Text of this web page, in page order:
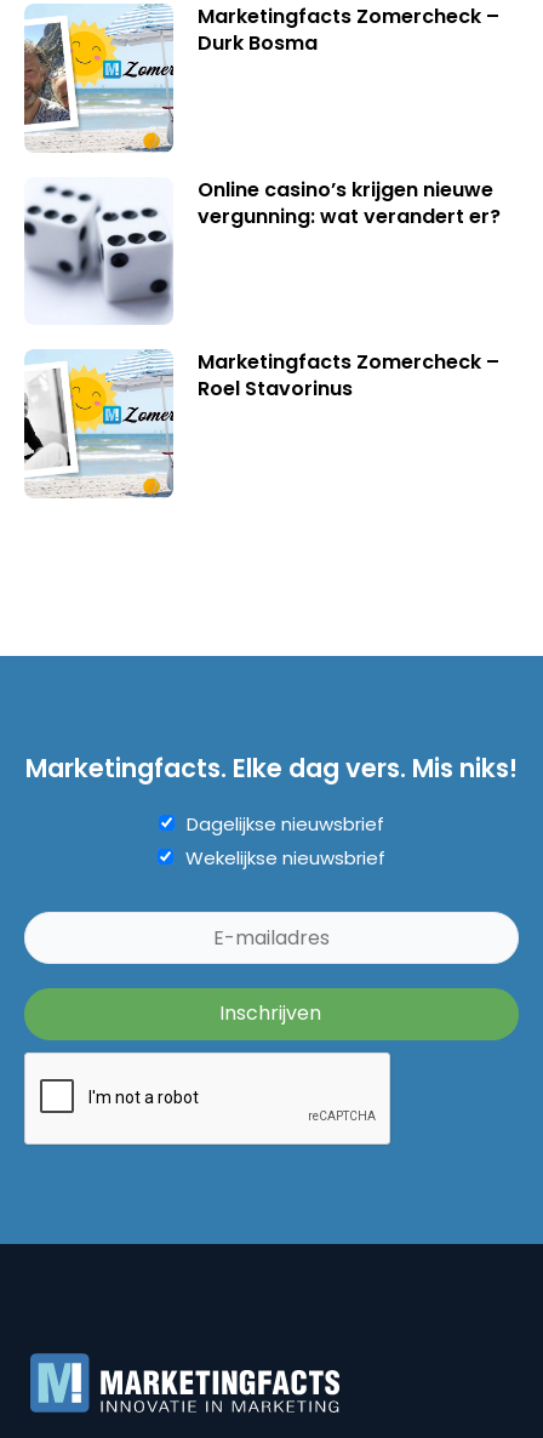
Marketingfacts Zomercheck –
Durk Bosma
Online casino’s krijgen nieuwe
vergunning: wat verandert er?
Marketingfacts Zomercheck –
Roel Stavorinus
Marketingfacts. Elke dag vers. Mis niks!
Dagelijkse nieuwsbrief
Wekelijkse nieuwsbrief